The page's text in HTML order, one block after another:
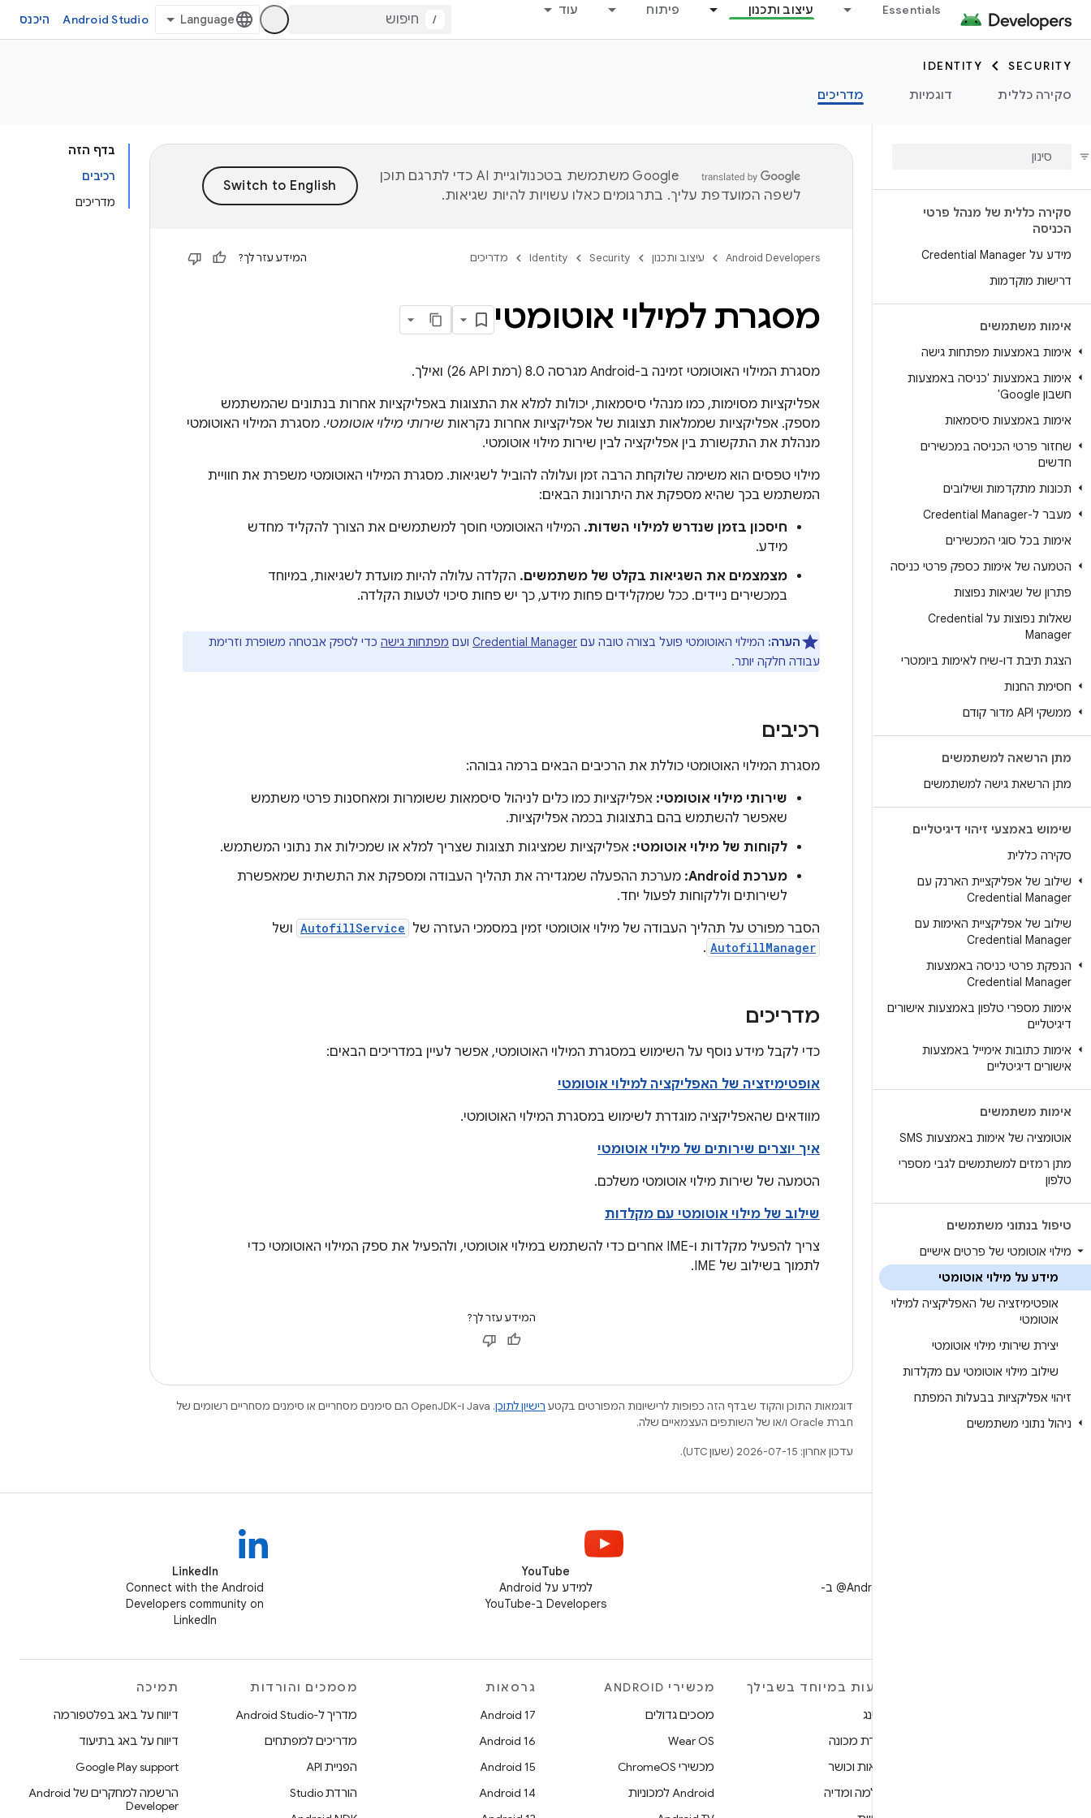
Essentials עיצוב ותכנון פיתוח עוד
/
Android Studio היכנס
SECURITY
IDENTITY
סקירה כללית
דוגמיות מדריכים
סקירה כללית של מנהל פרטי
הכניסה
מידע על Credential Manager
דרישות מוקדמות
אימות משתמשים
אימות באמצעות מפתחות גישה
אימות באמצעות 'כניסה באמצעות
חשבון Google'
אימות באמצעות סיסמאות
שחזור פרטי הכניסה במכשירים
חדשים
תכונות מתקדמות ושילובים
מעבר ל-Credential Manager
אימות בכל סוגי המכשירים
הטמעה של אימות כספק פרטי כניסה
פתרון של שגיאות נפוצות
שאלות נפוצות על Credential
Manager
הצגת תיבת דו-שיח לאימות ביומטרי
חסימת החנות
ממשקי API מדור קודם
מתן הרשאה למשתמשים
מתן הרשאת גישה למשתמשים
שימוש באמצעי זיהוי דיגיטליים
סקירה כללית
שילוב של אפליקציית הארנק עם
Credential Manager
שילוב של אפליקציית האימות עם
Credential Manager
הנפקת פרטי כניסה באמצעות
Credential Manager
אימות מספרי טלפון באמצעות אישורים
דיגיטליים
אימות כתובות אימייל באמצעות
אישורים דיגיטליים
אימות משתמשים
אוטומציה של אימות באמצעות SMS
מתן רמזים למשתמשים לגבי מספרי
טלפון
טיפול בנתוני משתמשים
מילוי אוטומטי של פרטים אישיים
מידע על מילוי אוטומטי
אופטימיזציה של האפליקציה למילוי
אוטומטי
יצירת שירותי מילוי אוטומטי
שילוב מילוי אוטומטי עם מקלדות
זיהוי אפליקציות בבעלות המפתח
ניהול נתוני משתמשים
בדף הזה
רכיבים
מדריכים
‫Google משתמשת בטכנולוגיית AI כדי לתרגם תוכן
לשפה המועדפת עליך. בתרגומים כאלו עשויות להיות שגיאות.
Android Developers עיצוב ותכנון Security
Identity מדריכים המידע עזר לך?
מסגרת למילוי אוטומטי
מסגרת המילוי האוטומטי זמינה ב-Android מגרסה 8.0 (רמת API‏ 26) ואילך.
אפליקציות מסוימות, כמו מנהלי סיסמאות, יכולות למלא את התצוגות באפליקציות אחרות בנתונים שהמשתמש
מספק. אפליקציות שממלאות תצוגות של אפליקציות אחרות נקראות שירותי מילוי אוטומטי. מסגרת המילוי האוטומטי
מנהלת את התקשורת בין אפליקציה לבין שירות מילוי אוטומטי.
מילוי טפסים הוא משימה שלוקחת הרבה זמן ועלולה להוביל לשגיאות. מסגרת המילוי האוטומטי משפרת את חוויית
המשתמש בכך שהיא מספקת את היתרונות הבאים:
חיסכון בזמן שנדרש למילוי השדות. המילוי האוטומטי חוסך למשתמשים את הצורך להקליד מחדש
מידע.
מצמצמים את השגיאות בקלט של משתמשים. הקלדה עלולה להיות מועדת לשגיאות, במיוחד
במכשירים ניידים. ככל שמקלידים פחות מידע, כך יש פחות סיכוי לטעות הקלדה.
הערה: המילוי האוטומטי פועל בצורה טובה עם Credential Manager ועם מפתחות גישה כדי לספק אבטחה משופרת וזרימת
עבודה חלקה יותר.
רכיבים
מסגרת המילוי האוטומטי כוללת את הרכיבים הבאים ברמה גבוהה:
שירותי מילוי אוטומטי: אפליקציות כמו כלים לניהול סיסמאות ששומרות ומאחסנות פרטי משתמש
שאפשר להשתמש בהם בתצוגות בכמה אפליקציות.
לקוחות של מילוי אוטומטי: אפליקציות שמציגות תצוגות שצריך למלא או שמכילות את נתוני המשתמש.
מערכת Android:
מערכת ההפעלה שמגדירה את תהליך העבודה ומספקת את התשתית שמאפשרת
לשירותים וללקוחות לפעול יחד.
הסבר מפורט על תהליך העבודה של מילוי אוטומטי זמין במסמכי העזרה של AutofillService ושל
AutofillManager
.
מדריכים
כדי לקבל מידע נוסף על השימוש במסגרת המילוי האוטומטי, אפשר לעיין במדריכים הבאים:
אופטימיזציה של האפליקציה למילוי אוטומטי
מוודאים שהאפליקציה מוגדרת לשימוש במסגרת המילוי האוטומטי.
איך יוצרים שירותים של מילוי אוטומטי
הטמעה של שירות מילוי אוטומטי משלכם.
שילוב של מילוי אוטומטי עם מקלדות
צריך להפעיל מקלדות ו-IME אחרים כדי להשתמש במילוי אוטומטי, ולהפעיל את ספק המילוי האוטומטי כדי
לתמוך בשילוב של IME.
המידע עזר לך?
דוגמאות התוכן והקוד שבדף הזה כפופות לרישיונות המפורטים בקטע רישיון לתוכן
.‏ Java ו-OpenJDK הם סימנים מסחריים או סימנים מסחריים רשומים של
חברת Oracle ו/או של השותפים העצמאיים שלה.
עדכון אחרון: 2026-07-15 (שעון UTC).
למעקב אחר ‎@AndroidDev ב-
YouTube
למידע על Android
Developers ב-YouTube
LinkedIn
Connect with the Android
Developers community on
LinkedIn
הצעות במיוחד בשבילך
גיימינג
למידת מכונה
בריאות וכושר
מצלמה ומדיה
מכשירי ANDROID
מסכים גדולים
Wear OS
מכשירי ChromeOS
Android למכוניות
גרסאות
Android 17
Android 16
Android 15
Android 14
מסמכים והורדות
מדריך ל-Android Studio
מדריכים למפתחים
הפניית API
הורדת Studio
תמיכה
דיווח על באג בפלטפורמה
דיווח על באג בתיעוד
Google Play support
הרשמה למחקרים של Android
Developer